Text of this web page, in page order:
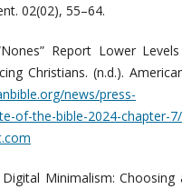
02(02), 55–64.
Report Lower
Christians. (n.d.).
news/press-
of-the-bible-2024-chapter-
Minimalism: Choosing